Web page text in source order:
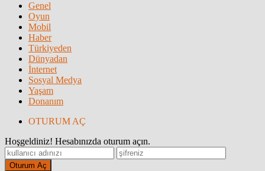
Genel
Oyun
Mobil
Haber
Türkiyeden
Dünyadan
İnternet
Sosyal Medya
Yaşam
Donanım
OTURUM AÇ
Hoşgeldiniz! Hesabınızda oturum açın.